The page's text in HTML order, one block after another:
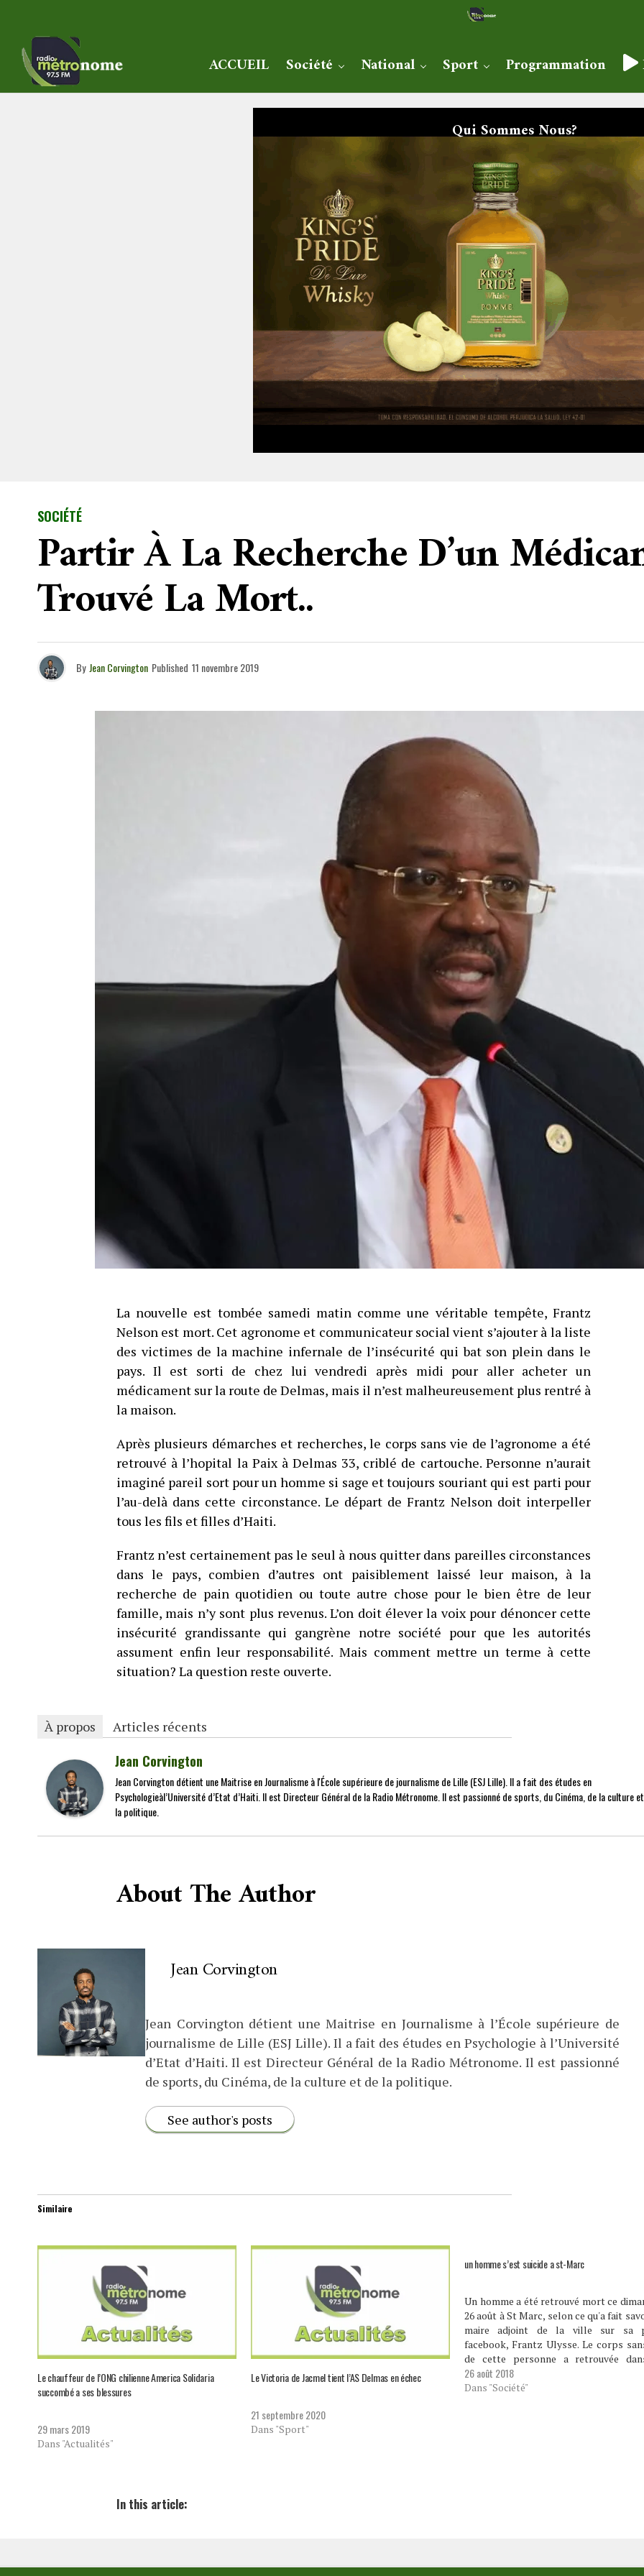
ACCUEIL Société National Sport Programmation
Qui Sommes Nous?
SOCIÉTÉ
Partir À La Recherche D’un
Trouvé La Mort..
By Jean Corvington Published 11 novembre 2019
La nouvelle est tombée samedi matin comme une véritable tempête, Frantz
Nelson est mort. Cet agronome et communicateur social vient s’ajouter à la liste
des victimes de la machine infernale de l’insécurité qui bat son plein dans le
pays. Il est sorti de chez lui vendredi après midi pour aller acheter un
médicament sur la route de Delmas, mais il n’est malheureusement plus rentré à
la maison.
Après plusieurs démarches et recherches, le corps sans vie de l’agronome a été
retrouvé à l’hopital la Paix à Delmas 33, criblé de cartouche. Personne n’aurait
imaginé pareil sort pour un homme si sage et toujours souriant qui est parti pour
l’au-delà dans cette circonstance. Le départ de Frantz Nelson doit interpeller
tous les fils et filles d’Haiti.
Frantz n’est certainement pas le seul à nous quitter dans pareilles circonstances
dans le pays, combien d’autres ont paisiblement laissé leur maison, à la
recherche de pain quotidien ou toute autre chose pour le bien être de leur
famille, mais n’y sont plus revenus. L’on doit élever la voix pour dénoncer cette
insécurité grandissante qui gangrène notre société pour que les autorités
assument enfin leur responsabilité. Mais comment mettre un terme à cette
situation? La question reste ouverte.
À propos Articles récents
Jean Corvington
Jean Corvington détient une Maitrise en Journalisme à l'École supérieure de journalisme de Lille (ESJ Lille). Il a fait des études en
Psychologieàl’Université d’Etat d’Haiti. Il est Directeur Général de la Radio Métronome. Il est passionné de sports, du Cinéma, de la culture
la politique.
About The Author
Jean Corvington
Jean Corvington détient une Maitrise en Journalisme à l’École supérieure de
journalisme de Lille (ESJ Lille). Il a fait des études en Psychologie à l’Université
d’Etat d’Haiti. Il est Directeur Général de la Radio Métronome. Il est passionné
de sports, du Cinéma, de la culture et de la politique.
See author's posts
Similaire
Le chauffeur de l’ONG chilienne America Solidaria
succombé a ses blessures
29 mars 2019
Dans "Actualités"
Le Victoria de Jacmel tient l’AS Delmas en échec
21 septembre 2020
Dans "Sport"
un homme s’est suicide a st-Marc
Un homme a été retrouvé mort ce
26 août à St Marc, selon ce qu'a fait
maire adjoint de la ville sur sa
facebook, Frantz Ulysse. Le corps
de cette personne a retrouvée
localité Grosse Roche à St
dimanche tôt…
26 août 2018
Dans "Société"
In this article: